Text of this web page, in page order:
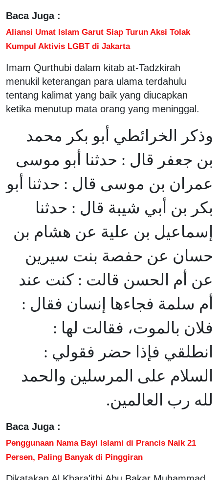
Baca Juga :
Aliansi Umat Islam Garut Siap Turun Aksi Tolak
Kumpul Aktivis LGBT di Jakarta
Imam Qurthubi dalam kitab at-Tadzkirah
menukil keterangan para ulama terdahulu
tentang kalimat yang baik yang diucapkan
ketika menutup mata orang yang meninggal.
وذكر الخرائطي أبو بكر محمد
بن جعفر قال : حدثنا أبو موسى
عمران بن موسى قال : حدثنا أبو
بكر بن أبي شيبة قال : حدثنا
إسماعيل بن علية عن هشام بن
حسان عن حفصة بنت سيرين
عن أم الحسن قالت : كنت عند
أم سلمة فجاءها إنسان فقال :
فلان بالموت، فقالت لها :
انطلقي فإذا حضر فقولي :
السلام على المرسلين والحمد
لله رب العالمين.
Baca Juga :
Penggunaan Nama Bayi Islami di Prancis Naik 21
Persen, Paling Banyak di Pinggiran